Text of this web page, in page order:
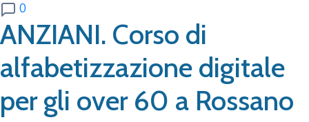
0
ANZIANI. Corso di
alfabetizzazione digitale
per gli over 60 a Rossano